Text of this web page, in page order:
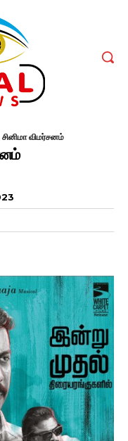
சினிமா விமர்சனம்